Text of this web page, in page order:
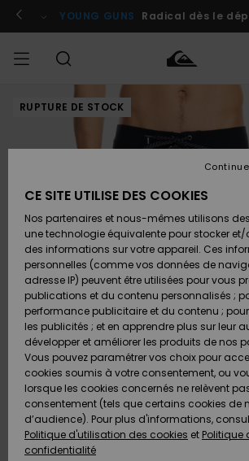
l'information
le
Se connecter / s'inscrire
YOUNG GUNS Radical dès le
HOMME Vêtements
Chaussures
& Tongs
Surf
Snow
Nouveautés
Vêtements
Chaussures
& Tongs
Surf
Snow
Nouveautés
FEMME
Shop
A
Découvrir
Snow
SURF
Surf
Shop
Homme
Surf
Shop
Enfant
Highlights
Communauté
SNOW
Snow
Shop
Homme
Snow
Shop
Enfant
Snow
Shop
Femme
A
Découvrir
Communauté
OUTLET
Outlet
Homme
Enfant
Outlet
Femme
AIDE &
CONTACT
Accéder à
ma
commande
Retours
Paiement
Carte
Cadeau
Quiksilver
Freedom
Protection
des
MAGASINS
RUPTURE DE STOCK
CE SITE UTILISE DES COOKIES
Nos partenaires et nous-mêmes utilisons
une technologie équivalente pour stocker
des informations sur votre appareil. Ces
personnelles (comme vos données de
adresse IP) peuvent être utilisées pour vous
publications et du contenu personnalisés ;
performance publicitaire et du contenu ;
les publicités ; et en apprendre plus sur leur
développer et améliorer les produits de nos
Vous pouvez paramétrer vos choix pour
cookies soumis à votre consentement, ou
lorsque les cookies concernés ne relèvent
consentement (tels que certains cookies de
d’audience). Pour plus d'informations,
Politique d'utilisation des cookies et Politique
confidentialité